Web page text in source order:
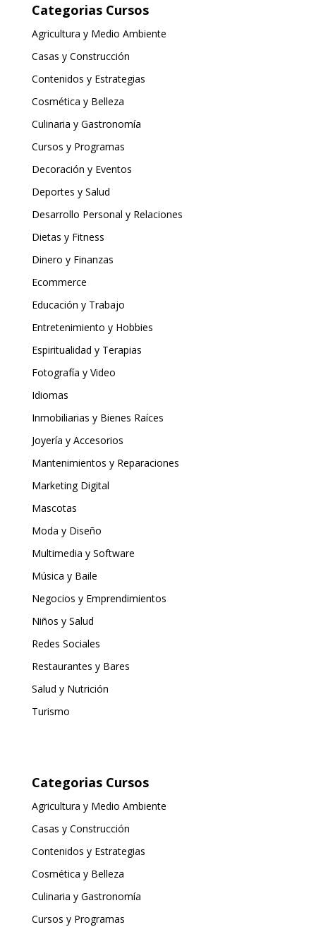
Categorias Cursos
Agricultura y Medio Ambiente
Casas y Construcción
Contenidos y Estrategias
Cosmética y Belleza
Culinaria y Gastronomía
Cursos y Programas
Decoración y Eventos
Deportes y Salud
Desarrollo Personal y Relaciones
Dietas y Fitness
Dinero y Finanzas
Ecommerce
Educación y Trabajo
Entretenimiento y Hobbies
Espiritualidad y Terapias
Fotografía y Video
Idiomas
Inmobiliarias y Bienes Raíces
Joyería y Accesorios
Mantenimientos y Reparaciones
Marketing Digital
Mascotas
Moda y Diseño
Multimedia y Software
Música y Baile
Negocios y Emprendimientos
Niños y Salud
Redes Sociales
Restaurantes y Bares
Salud y Nutrición
Turismo
Categorias Cursos
Agricultura y Medio Ambiente
Casas y Construcción
Contenidos y Estrategias
Cosmética y Belleza
Culinaria y Gastronomía
Cursos y Programas